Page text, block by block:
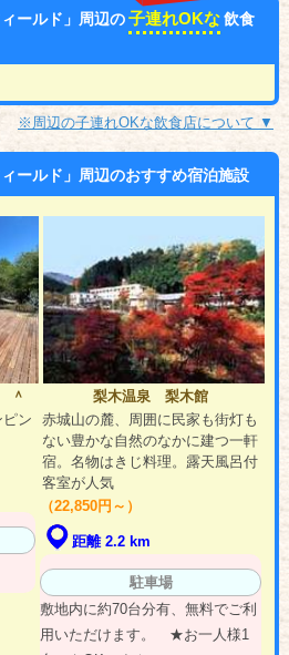
ールド」周辺の子連れOKな 飲食
※周辺の子連れOKな飲食店について ▼
ィールド」周辺のおすすめ宿泊施設
＾
ン
梨木温泉 梨木館
赤城山の麓、周囲に民家も街灯も
ない豊かな自然のなかに建つ一軒
宿。名物はきじ料理。露天風呂付
客室が人気
（22,850円～）
距離 2.2 km
駐車場
敷地内に約70台分有、無料でご利
用いただけます。 ★お一人様1